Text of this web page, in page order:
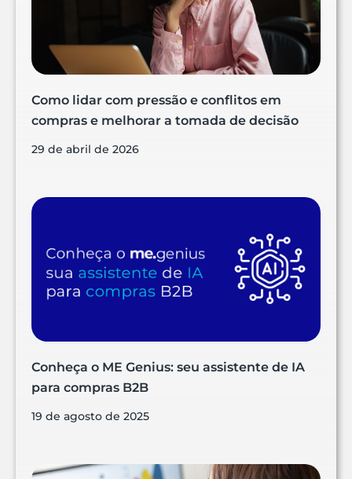
Como lidar com pressão e conflitos em
compras e melhorar a tomada de decisão
29 de abril de 2026
Conheça o ME Genius: seu assistente de IA
para compras B2B
19 de agosto de 2025